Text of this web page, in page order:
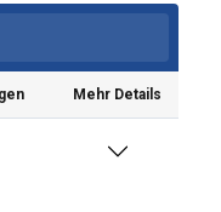
Mehr Details